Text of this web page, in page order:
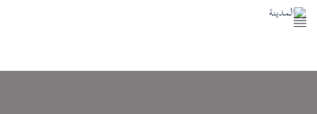
المسجد النبوي
خدمات المدينة النبوية